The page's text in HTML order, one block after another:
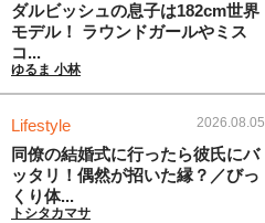
ダルビッシュの息子は182cm世界
モデル！ ラウンドガールやミス
コ...
ゆるま 小林
Lifestyle 2026.08.05
同僚の結婚式に行ったら彼氏にバ
ッタリ！偶然が招いた縁？／びっ
くり体...
トシタカマサ